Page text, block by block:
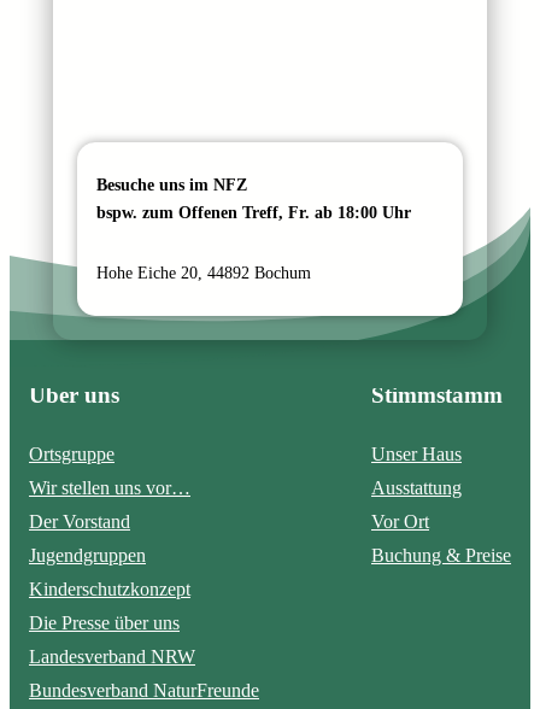
Besuche uns im NFZ
bspw. zum Offenen Treff, Fr. ab 18:00 Uhr
Hohe Eiche 20, 44892 Bochum
Über uns
Ortsgruppe
Wir stellen uns vor…
Der Vorstand
Jugendgruppen
Kinderschutzkonzept
Die Presse über uns
Landesverband NRW
Bundesverband NaturFreunde
Stimmstamm
Unser Haus
Ausstattung
Vor Ort
Buchung & Preise